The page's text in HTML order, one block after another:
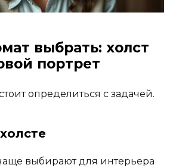
выбрать: холст
портрет
определиться с задачей.
выбирают для интерьера